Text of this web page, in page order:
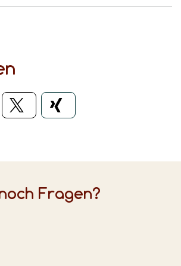
zu sozialen Medien
Fragen?